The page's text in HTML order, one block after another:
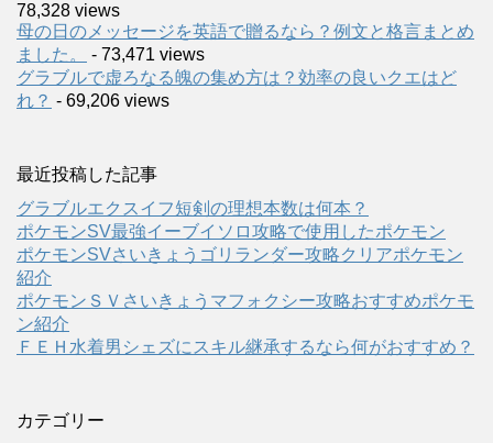
78,328 views
母の日のメッセージを英語で贈るなら？例文と格言まとめ
ました。
- 73,471 views
グラブルで虚ろなる魄の集め方は？効率の良いクエはど
れ？ - 69,206 views
最近投稿した記事
グラブルエクスイフ短剣の理想本数は何本？
ポケモンSV最強イーブイソロ攻略で使用したポケモン
ポケモンSVさいきょうゴリランダー攻略クリアポケモン
紹介
ポケモンＳＶさいきょうマフォクシー攻略おすすめポケモ
ン紹介
ＦＥＨ水着男シェズにスキル継承するなら何がおすすめ？
カテゴリー